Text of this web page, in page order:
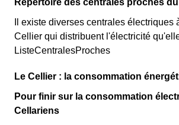
Répertoire des centrales proches
Il existe diverses centrales électriques
Cellier qui distribuent l'électricité
ListeCentralesProches
Le Cellier : la consommation
Pour finir sur la consommation
Cellariens